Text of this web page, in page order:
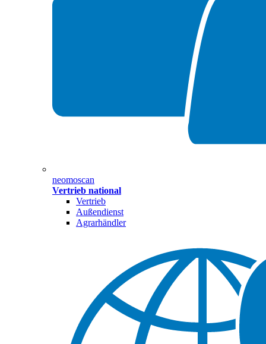
neomoscan
Vertrieb national
Vertrieb
Außendienst
Agrarhändler